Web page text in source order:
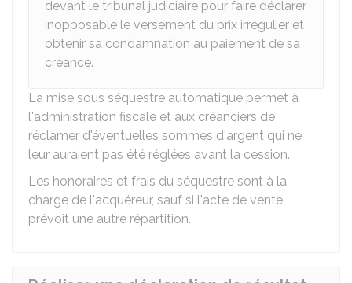
devant le tribunal judiciaire pour faire déclarer
inopposable le versement du prix irrégulier et
obtenir sa condamnation au paiement de sa
créance.
La mise sous séquestre automatique permet à
l'administration fiscale et aux créanciers de
réclamer d'éventuelles sommes d'argent qui ne
leur auraient pas été réglées avant la cession.
Les honoraires et frais du séquestre sont à la
charge de l'acquéreur, sauf si l'acte de vente
prévoit une autre répartition.